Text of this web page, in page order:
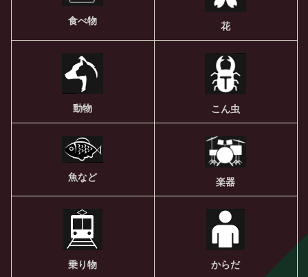
食べ物 花
動物 こん虫
魚など 楽器
乗り物 からだ